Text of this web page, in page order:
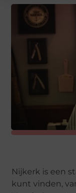
Nijkerk is een
kunt vinden,